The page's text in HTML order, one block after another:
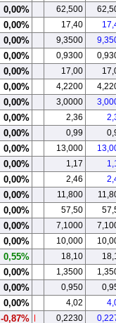
0,00% 62,500
0,00% 17,40
0,00% 9,3500
0,00% 0,9300
0,00% 17,00
0,00% 4,2200
0,00% 3,0000
0,00% 2,36
0,00% 0,99
0,00% 13,000
0,00% 1,17
0,00% 2,46
0,00% 11,800
0,00% 57,50
0,00% 7,1000
0,00% 10,000
0,55% 18,10
0,00% 1,3500
0,00% 0,950
0,00% 4,02
-0,87% 0,2230